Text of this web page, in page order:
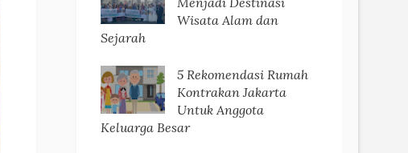
Wisata Alam dan
Sejarah
5 Rekomendasi Rumah
Kontrakan Jakarta
Untuk Anggota
Keluarga Besar